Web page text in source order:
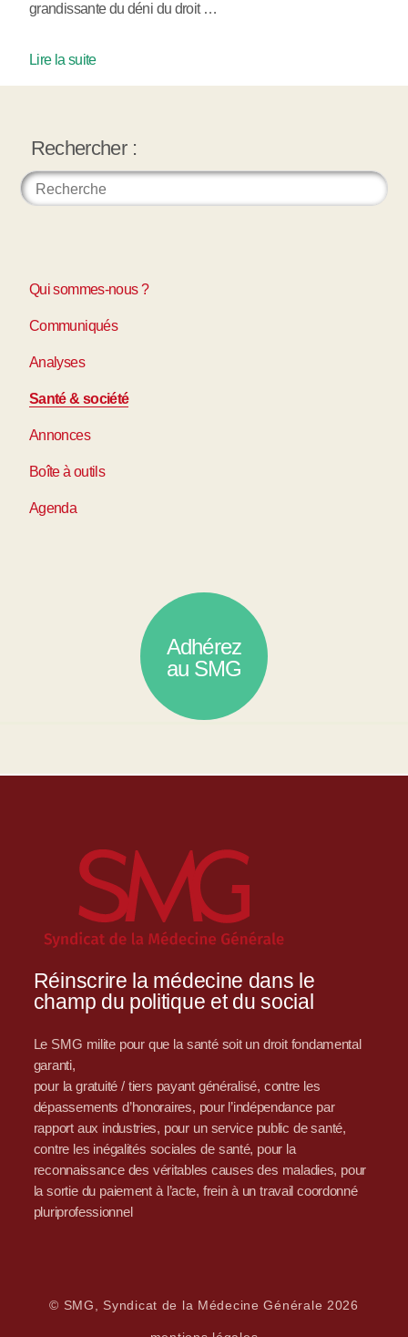
grandissante du déni du droit …
Lire la suite
Rechercher :
Qui sommes-nous ?
Communiqués
Analyses
Santé & société
Annonces
Boîte à outils
Agenda
Adhérez
au SMG
Réinscrire la médecine dans le
champ du politique et du social
Le SMG milite pour que la santé soit un droit fondamental
garanti,
pour la gratuité / tiers payant généralisé, contre les
dépassements d’honoraires, pour l’indépendance par
rapport aux industries, pour un service public de santé,
contre les inégalités sociales de santé, pour la
reconnaissance des véritables causes des maladies, pour
la sortie du paiement à l’acte, frein à un travail coordonné
pluriprofessionnel
© SMG, Syndicat de la Médecine Générale 2026